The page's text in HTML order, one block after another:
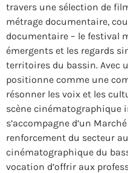
travers une sélection de
métrage documentaire,
documentaire – le festival
émergents et les regards
territoires du bassin. Avec
positionne comme une
résonner les voix et les
scène cinématographique
s’accompagne d’un
renforcement du secteur
cinématographique du
vocation d’offrir aux